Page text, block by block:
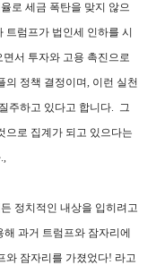
로 세금 폭탄을 맞지 않으
럼프가 법인세 인하를 시
서 투자와 고용 촉진으로
의 정책 결정이며, 이런 실천
주하고 있다고 합니다. 그
으로 집계가 되고 있으다는
정치적인 내상을 입히려고
과거 트럼프와 잠자리에
와 잠자리를 가졌었다! 라고